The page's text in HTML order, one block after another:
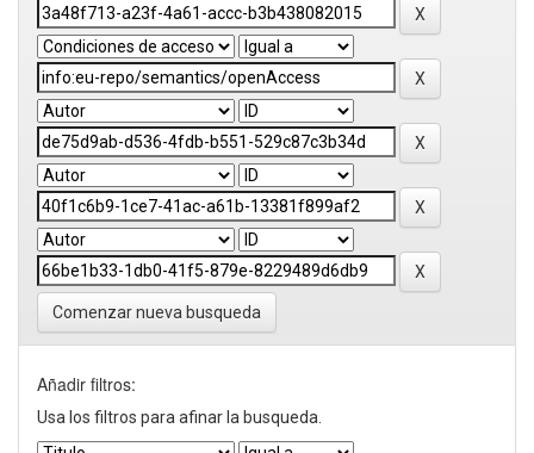
Comenzar nueva busqueda
Añadir filtros:
Usa los filtros para afinar la busqueda.